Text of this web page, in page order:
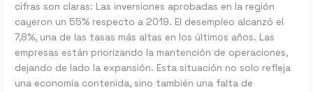
cifras son claras: Las inversiones aprobadas en la región
cayeron un 55% respecto a 2019. El desempleo alcanzó el
7,8%, una de las tasas más altas en los últimos años. Las
empresas están priorizando la mantención de operaciones,
dejando de lado la expansión. Esta situación no solo refleja
una economía contenida, sino también una falta de